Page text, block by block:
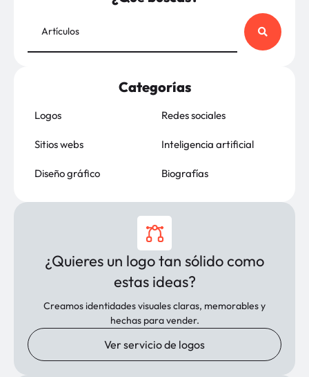
Categorías
Logos
Sitios webs
Diseño gráfico
Redes sociales
Inteligencia artificial
Biografías
¿Quieres un logo tan sólido como
estas ideas?
Creamos identidades visuales claras, memorables y
hechas para vender.
Ver servicio de logos